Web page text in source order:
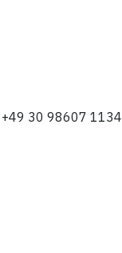
+49 30 98607 1134